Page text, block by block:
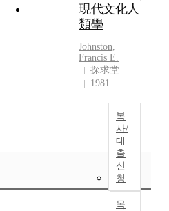
現代文化人
類學
Johnston,
Francis E.
探求堂
1981
복
사/
대
출
신
청
목